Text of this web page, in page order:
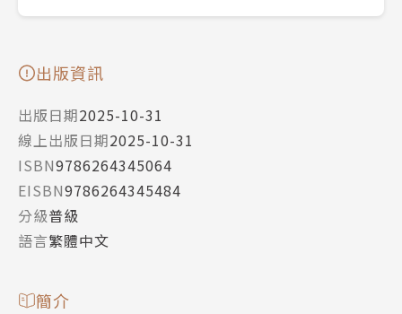
出版資訊
出版日期2025-10-31
線上出版日期2025-10-31
ISBN9786264345064
EISBN9786264345484
分級普級
語言繁體中文
簡介